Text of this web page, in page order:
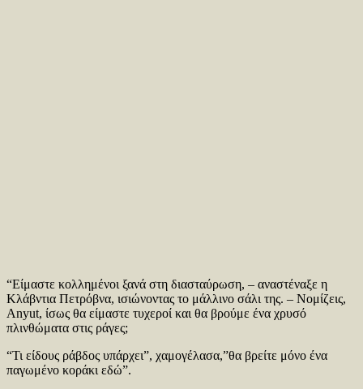
“Είμαστε κολλημένοι ξανά στη διασταύρωση, – αναστέναξε η
Κλάβντια Πετρόβνα, ισιώνοντας το μάλλινο σάλι της. – Νομίζεις,
Anyut, ίσως θα είμαστε τυχεροί και θα βρούμε ένα χρυσό
πλινθώματα στις ράγες;
“Τι είδους ράβδος υπάρχει”, χαμογέλασα,”θα βρείτε μόνο ένα
παγωμένο κοράκι εδώ”.